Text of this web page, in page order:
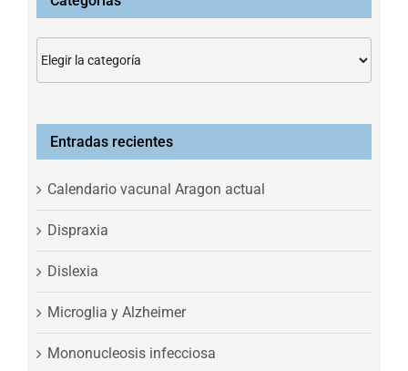
Entradas recientes
Calendario vacunal Aragon actual
Dispraxia
Dislexia
Microglia y Alzheimer
Mononucleosis infecciosa